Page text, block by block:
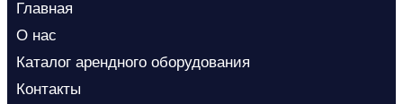
Главная
О нас
Каталог арендного оборудования
Контакты